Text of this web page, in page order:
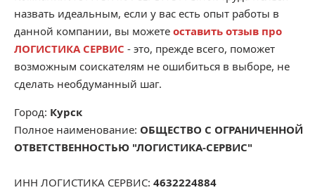
назвать идеальным, если у вас есть опыт работы в
данной компании, вы можете оставить отзыв про
ЛОГИСТИКА СЕРВИС - это, прежде всего, поможет
возможным соискателям не ошибиться в выборе, не
сделать необдуманный шаг.
Город: Курск
Полное наименование: ОБЩЕСТВО С ОГРАНИЧЕННОЙ
ОТВЕТСТВЕННОСТЬЮ "ЛОГИСТИКА-СЕРВИС"
ИНН ЛОГИСТИКА СЕРВИС: 4632224884